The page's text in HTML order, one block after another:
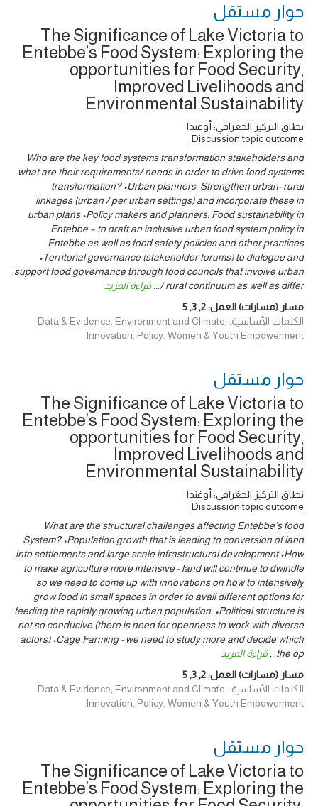
حوار ‎مستقل
The Significance of Lake Victoria to
Entebbe’s Food System: Exploring the
opportunities for Food Security,
Improved Livelihoods and
Environmental Sustainability
نطاق التركيز الجغرافي: أوغندا
Discussion topic outcome
Who are the key food systems transformation stakeholders and
what are their requirements/ needs in order to drive food systems
transformation? •Urban planners: Strengthen urban- rural
linkages (urban / per urban settings) and incorporate these in
urban plans •Policy makers and planners: Food sustainability in
Entebbe – to draft an inclusive urban food system policy in
Entebbe as well as food safety policies and other practices
•Territorial governance (stakeholder forums) to dialogue and
support food governance through food councils that involve urban
/ rural continuum as well as differ
... قراءة المزيد
مسار (مسارات) العمل:2
,
3
,
5
الكلمات الأساسية: Data & Evidence, Environment and Climate,
Innovation, Policy, Women & Youth Empowerment
حوار ‎مستقل
The Significance of Lake Victoria to
Entebbe’s Food System: Exploring the
opportunities for Food Security,
Improved Livelihoods and
Environmental Sustainability
نطاق التركيز الجغرافي: أوغندا
Discussion topic outcome
What are the structural challenges affecting Entebbe’s food
System? •Population growth that is leading to conversion of land
into settlements and large scale infrastructural development •How
to make agriculture more intensive - land will continue to dwindle
so we need to come up with innovations on how to intensively
grow food in small spaces in order to avail different options for
feeding the rapidly growing urban population. •Political structure is
not so conducive (there is need for openness to work with diverse
actors) •Cage Farming - we need to study more and decide which
the op
... قراءة المزيد
مسار (مسارات) العمل:2
,
3
,
5
الكلمات الأساسية: Data & Evidence, Environment and Climate,
Innovation, Policy, Women & Youth Empowerment
حوار ‎مستقل
The Significance of Lake Victoria to
Entebbe’s Food System: Exploring the